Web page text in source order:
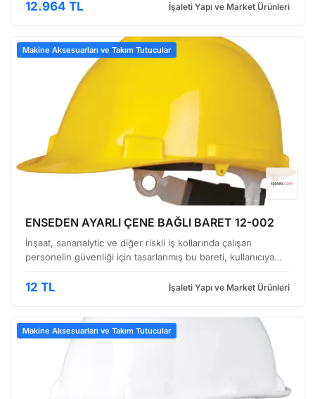
darbelere karşı koruma sağlayan …
12.964 TL İşaleti Yapı ve Market Ürünleri
Makine Aksesuarları ve Takım Tutucular
ENSEDEN AYARLI ÇENE BAĞLI BARET 12-002
İnşaat, sananalytic ve diğer riskli iş kollarında çalışan
personelin güvenliği için tasarlanmış bu bareti, kullanıcıya
de görüleceği üzere, başa oturduğu anda güvenl…
12 TL İşaleti Yapı ve Market Ürünleri
Makine Aksesuarları ve Takım Tutucular